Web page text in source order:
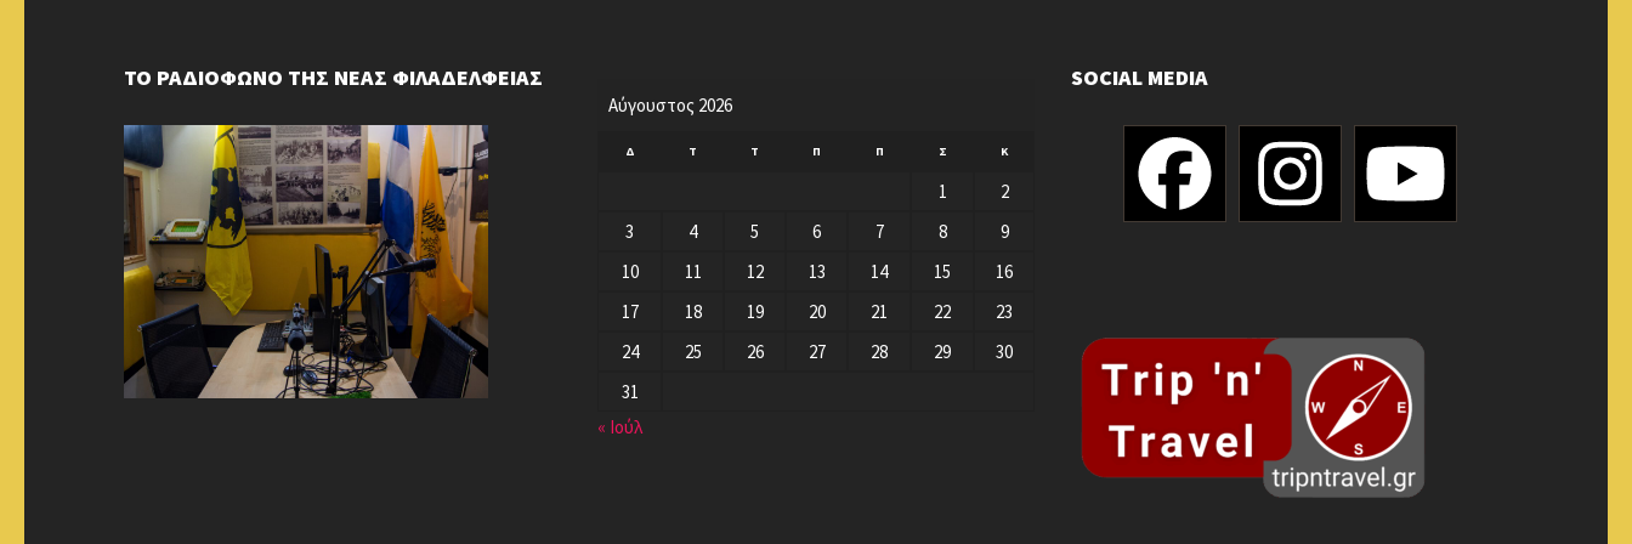
ΤΟ ΡΑΔΙΟΦΩΝΟ ΤΗΣ ΝΕΑΣ ΦΙΛΑΔΕΛΦΕΙΑΣ
Αύγουστος 2026
Δ Τ Τ Π Π Σ Κ
1
2
3
4 5 6 7 8
9
10
11 12 13 14 15
16
17
18 19 20 21 22
23
24
25 26 27 28 29
30
31
« Ιούλ
SOCIAL MEDIA